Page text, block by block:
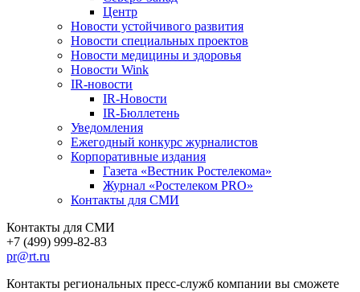
Центр
Новости устойчивого развития
Новости специальных проектов
Новости медицины и здоровья
Новости Wink
IR-новости
IR-Новости
IR-Бюллетень
Уведомления
Ежегодный конкурс журналистов
Корпоративные издания
Газета «Вестник Ростелекома»
Журнал «Ростелеком PRO»
Контакты для СМИ
Контакты для СМИ
+7 (499) 999-82-83
pr@rt.ru
Контакты региональных пресс-служб компании вы сможете